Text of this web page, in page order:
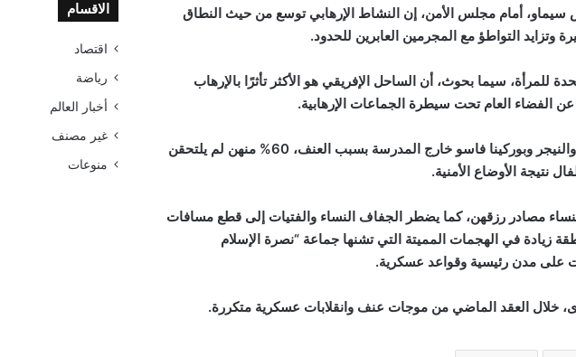
سيماو، أمام مجلس الأمن، إن النشاط الإرهابي توسع من حيث النطاق
وتزايد التواطؤ مع المجرمين العابرين للحدود.
للمرأة، سيما بحوث، أن الساحل الإفريقي هو الأكثر تأثرًا بالإرهاب
عن الفضاء العام تحت سيطرة الجماعات الإرهابية.
وأشارت بحوث إلى أن أكثر من مليون فتاة في مالي والنيجر وبوركينا فاسو خارج المدرسة بسبب العنف، 60% منهن لم يلتحقن
نتيجة الأوضاع الأمنية.
مصادر رزقهن، كما يضطر الجفاف النساء والفتيات إلى قطع مسافات
في الهجمات المميتة التي تشنها جماعة “نصرة الإسلام
على مدن رئيسية وقواعد عسكرية.
خلال العقد الماضي من موجات عنف وانقلابات عسكرية متكررة.
الاقسام
اقتصاد
رياضة
أخبار العالم
غير مصنف
منوعات